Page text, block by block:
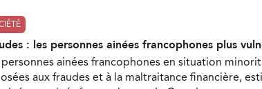
: les personnes ainées francophones plus
personnes ainées francophones en situation
aux fraudes et à la maltraitance financière,